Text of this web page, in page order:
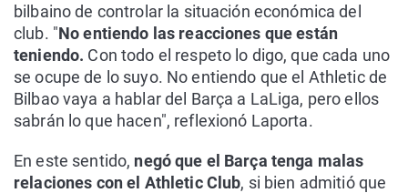
bilbaino de controlar la situación económica del
club. "No entiendo las reacciones que están
teniendo. Con todo el respeto lo digo, que cada uno
se ocupe de lo suyo. No entiendo que el Athletic de
Bilbao vaya a hablar del Barça a LaLiga, pero ellos
sabrán lo que hacen", reflexionó Laporta.
En este sentido, negó que el Barça tenga malas
relaciones con el Athletic Club, si bien admitió que